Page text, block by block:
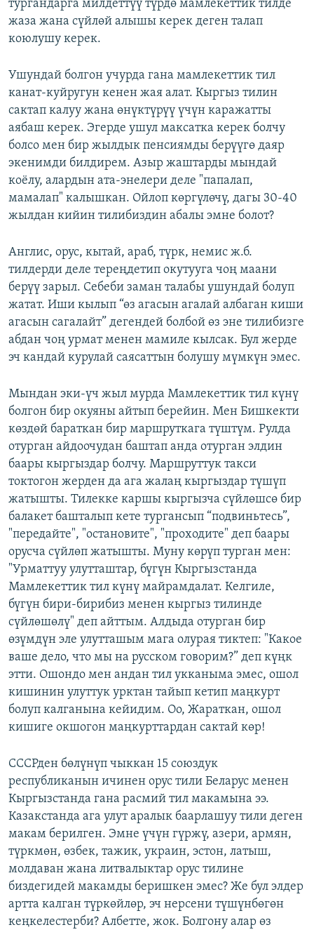
тургандарга милдеттүү түрдө мамлекеттик тилде
жаза жана сүйлөй алышы керек деген талап
коюлушу керек.
Ушундай болгон учурда гана мамлекеттик тил
канат-куйругун кенен жая алат. Кыргыз тилин
сактап калуу жана өнүктүрүү үчүн каражатты
аябаш керек. Эгерде ушул максатка керек болчу
болсо мен бир жылдык пенсиямды берүүгө даяр
экенимди билдирем. Азыр жаштарды мындай
коёлу, алардын ата-энелери деле "папалап,
мамалап" калышкан. Ойлоп көргүлөчү, дагы 30-40
жылдан кийин тилибиздин абалы эмне болот?
Англис, орус, кытай, араб, түрк, немис ж.б.
тилдерди деле тереңдетип окутууга чоң маани
берүү зарыл. Себеби заман талабы ушундай болуп
жатат. Иши кылып “өз агасын агалай албаган киши
агасын сагалайт” дегендей болбой өз эне тилибизге
абдан чоң урмат менен мамиле кылсак. Бул жерде
эч кандай курулай саясаттын болушу мүмкүн эмес.
Мындан эки-үч жыл мурда Мамлекеттик тил күнү
болгон бир окуяны айтып берейин. Мен Бишкекти
көздөй бараткан бир маршруткага түштүм. Рулда
отурган айдоочудан баштап анда отурган элдин
баары кыргыздар болчу. Маршруттук такси
токтогон жерден да ага жалаң кыргыздар түшүп
жатышты. Тилекке каршы кыргызча сүйлөшсө бир
балакет башталып кете тургансып “подвиньтесь”,
"передайте", "остановите", "проходите" деп баары
орусча сүйлөп жатышты. Муну көрүп турган мен:
"Урматтуу улутташтар, бүгүн Кыргызстанда
Мамлекеттик тил күнү майрамдалат. Келгиле,
бүгүн бири-бирибиз менен кыргыз тилинде
сүйлөшөлү" деп айттым. Алдыда отурган бир
өзүмдүн эле улутташым мага олурая тиктеп: "Какое
ваше дело, что мы на русском говорим?” деп күңк
этти. Ошондо мен андан тил укканыма эмес, ошол
кишинин улуттук урктан тайып кетип маңкурт
болуп калганына кейидим. Оо, Жараткан, ошол
кишиге окшогон маңкурттардан сактай көр!
СССРден бөлүнүп чыккан 15 союздук
республиканын ичинен орус тили Беларус менен
Кыргызстанда гана расмий тил макамына ээ.
Казакстанда ага улут аралык баарлашуу тили деген
макам берилген. Эмне үчүн гүржү, азери, армян,
түркмөн, өзбек, тажик, украин, эстон, латыш,
молдаван жана литвалыктар орус тилине
биздегидей макамды беришкен эмес? Же бул элдер
артта калган түркөйлөр, эч нерсени түшүнбөгөн
кеңкелестерби? Албетте, жок. Болгону алар өз